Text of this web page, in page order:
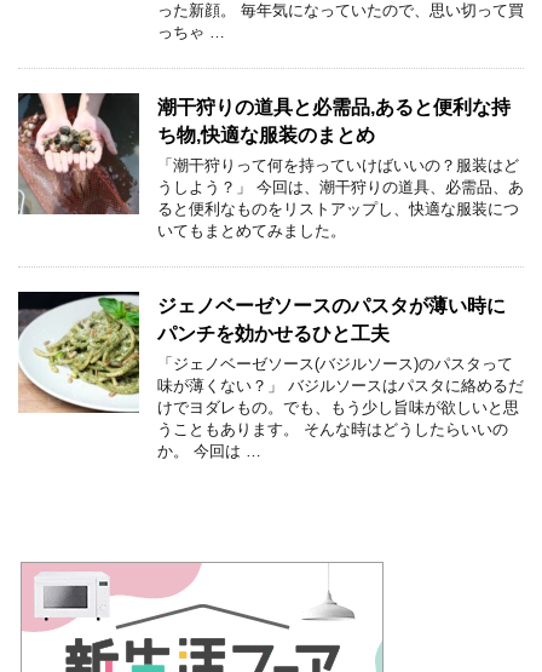
った新顔。 毎年気になっていたので、思い切って買
っちゃ …
潮干狩りの道具と必需品,あると便利な持
ち物,快適な服装のまとめ
「潮干狩りって何を持っていけばいいの？服装はど
うしよう？」 今回は、潮干狩りの道具、必需品、あ
ると便利なものをリストアップし、快適な服装につ
いてもまとめてみました。
ジェノベーゼソースのパスタが薄い時に
パンチを効かせるひと工夫
「ジェノベーゼソース(バジルソース)のパスタって
味が薄くない？」 バジルソースはパスタに絡めるだ
けでヨダレもの。でも、もう少し旨味が欲しいと思
うこともあります。 そんな時はどうしたらいいの
か。 今回は …